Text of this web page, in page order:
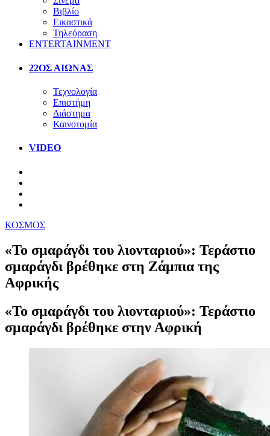
Βιβλίο
Εικαστικά
Τηλεόραση
ENTERTAINMENT
22ΟΣ ΑΙΩΝΑΣ
Τεχνολογία
Επιστήμη
Διάστημα
Καινοτομία
VIDEO
ΚΟΣΜΟΣ
«Το σμαράγδι του λιονταριού»: Τεράστιο
σμαράγδι βρέθηκε στη Ζάμπια της
Αφρικής
«Το σμαράγδι του λιονταριού»: Τεράστιο
σμαράγδι βρέθηκε στην Αφρική